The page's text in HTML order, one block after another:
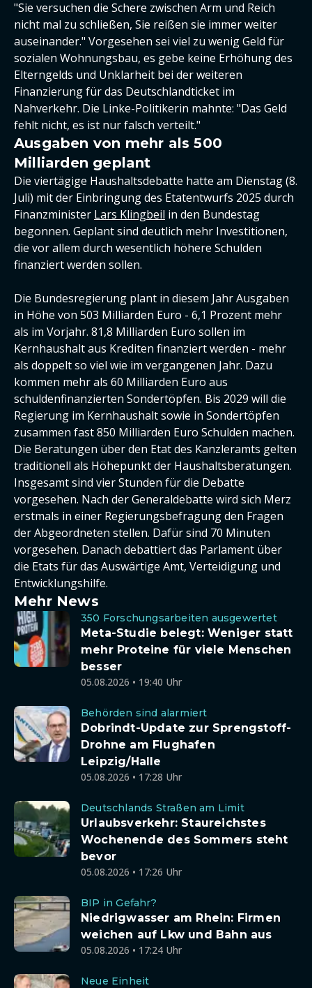
"Sie versuchen die Schere zwischen Arm und Reich
nicht mal zu schließen, Sie reißen sie immer weiter
auseinander." Vorgesehen sei viel zu wenig Geld für
sozialen Wohnungsbau, es gebe keine Erhöhung des
Elterngelds und Unklarheit bei der weiteren
Finanzierung für das Deutschlandticket im
Nahverkehr. Die Linke-Politikerin mahnte: "Das Geld
fehlt nicht, es ist nur falsch verteilt."
Ausgaben von mehr als 500
Milliarden geplant
Die viertägige Haushaltsdebatte hatte am Dienstag (8.
Juli) mit der Einbringung des Etatentwurfs 2025 durch
Finanzminister Lars Klingbeil in den Bundestag
begonnen. Geplant sind deutlich mehr Investitionen,
die vor allem durch wesentlich höhere Schulden
finanziert werden sollen.
Die Bundesregierung plant in diesem Jahr Ausgaben
in Höhe von 503 Milliarden Euro - 6,1 Prozent mehr
als im Vorjahr. 81,8 Milliarden Euro sollen im
Kernhaushalt aus Krediten finanziert werden - mehr
als doppelt so viel wie im vergangenen Jahr. Dazu
kommen mehr als 60 Milliarden Euro aus
schuldenfinanzierten Sondertöpfen. Bis 2029 will die
Regierung im Kernhaushalt sowie in Sondertöpfen
zusammen fast 850 Milliarden Euro Schulden machen.
Die Beratungen über den Etat des Kanzleramts gelten
traditionell als Höhepunkt der Haushaltsberatungen.
Insgesamt sind vier Stunden für die Debatte
vorgesehen. Nach der Generaldebatte wird sich Merz
erstmals in einer Regierungsbefragung den Fragen
der Abgeordneten stellen. Dafür sind 70 Minuten
vorgesehen. Danach debattiert das Parlament über
die Etats für das Auswärtige Amt, Verteidigung und
Entwicklungshilfe.
Mehr News
350 Forschungsarbeiten ausgewertet
Meta-Studie belegt: Weniger statt
mehr Proteine für viele Menschen
besser
05.08.2026 • 19:40 Uhr
Behörden sind alarmiert
Dobrindt-Update zur Sprengstoff-
Drohne am Flughafen
Leipzig/Halle
05.08.2026 • 17:28 Uhr
Deutschlands Straßen am Limit
Urlaubsverkehr: Staureichstes
Wochenende des Sommers steht
bevor
05.08.2026 • 17:26 Uhr
BIP in Gefahr?
Niedrigwasser am Rhein: Firmen
weichen auf Lkw und Bahn aus
05.08.2026 • 17:24 Uhr
Neue Einheit